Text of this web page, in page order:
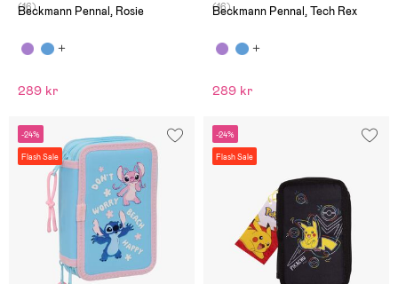
(16)
Beckmann Pennal, Rosie
289 kr
(16)
Beckmann Pennal, Tech Rex
289 kr
-24%
Flash Sale
-24%
Flash Sale